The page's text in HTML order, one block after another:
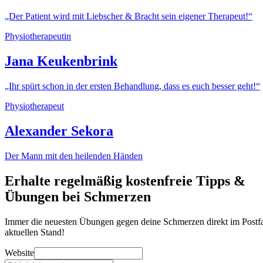
„Der Patient wird mit Liebscher & Bracht sein eigener Therapeut!“
Physiotherapeutin
Jana Keukenbrink
„Ihr spürt schon in der ersten Behandlung, dass es euch besser geht!“
Physiotherapeut
Alexander Sekora
Der Mann mit den heilenden Händen
Erhalte regelmäßig kostenfreie Tipps &
Übungen bei Schmerzen
Immer die neuesten Übungen gegen deine Schmerzen direkt im
aktuellen Stand!
Website